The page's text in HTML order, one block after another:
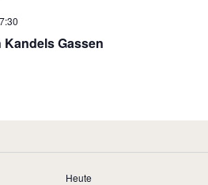
Gassen
Heute